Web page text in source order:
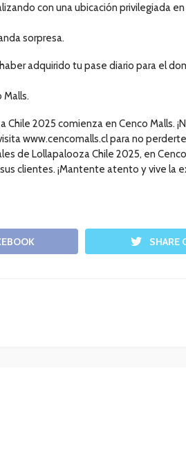
con una ubicación privilegiada
sorpresa.
adquirido tu pase diario para el
Chile 2025 comienza en Cenco Malls.
www.cencomalls.cl para no
de Lollapalooza Chile 2025, en
clientes. ¡Mantente atento y vive la
SHARE